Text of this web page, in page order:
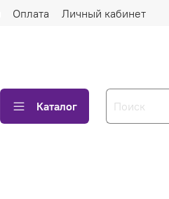
Оплата Личный кабинет
Каталог